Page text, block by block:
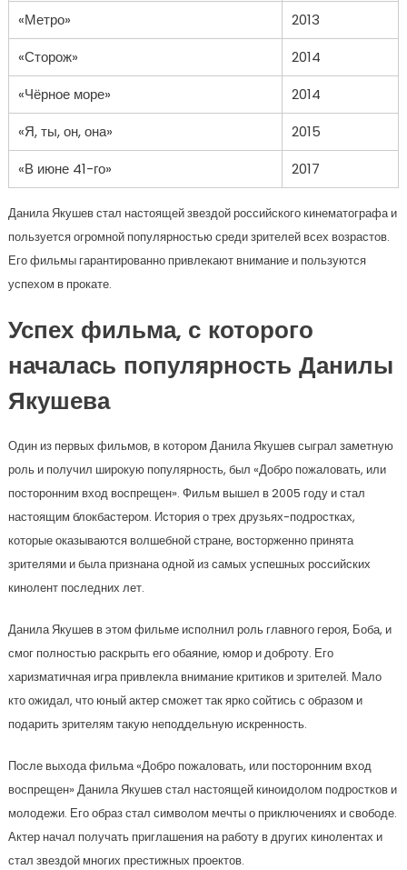
«Метро»
2013
«Сторож»
2014
«Чёрное море»
2014
«Я, ты, он, она»
2015
«В июне 41-го»
2017
Данила Якушев стал настоящей звездой российского кинематографа и
пользуется огромной популярностью среди зрителей всех возрастов.
Его фильмы гарантированно привлекают внимание и пользуются
успехом в прокате.
Успех фильма, с которого
началась популярность Данилы
Якушева
Один из первых фильмов, в котором Данила Якушев сыграл заметную
роль и получил широкую популярность, был «Добро пожаловать, или
посторонним вход воспрещен». Фильм вышел в 2005 году и стал
настоящим блокбастером. История о трех друзьях-подростках,
которые оказываются волшебной стране, восторженно принята
зрителями и была признана одной из самых успешных российских
кинолент последних лет.
Данила Якушев в этом фильме исполнил роль главного героя, Боба, и
смог полностью раскрыть его обаяние, юмор и доброту. Его
харизматичная игра привлекла внимание критиков и зрителей. Мало
кто ожидал, что юный актер сможет так ярко сойтись с образом и
подарить зрителям такую неподдельную искренность.
После выхода фильма «Добро пожаловать, или посторонним вход
воспрещен» Данила Якушев стал настоящей киноидолом подростков и
молодежи. Его образ стал символом мечты о приключениях и свободе.
Актер начал получать приглашения на работу в других кинолентах и
стал звездой многих престижных проектов.